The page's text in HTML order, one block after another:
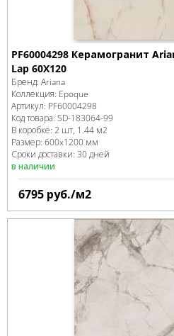
PF60004298 Керамогранит
Lap 60X120
Бренд: Ariana
Коллекция: Epoque
Артикул: PF60004298
Код товара: SD-183064-99
В коробке: 2 шт, 1.44 м2
Размер: 600x1200 мм
Сроки доставки: 30 дней
в наличии
6795 руб./м2